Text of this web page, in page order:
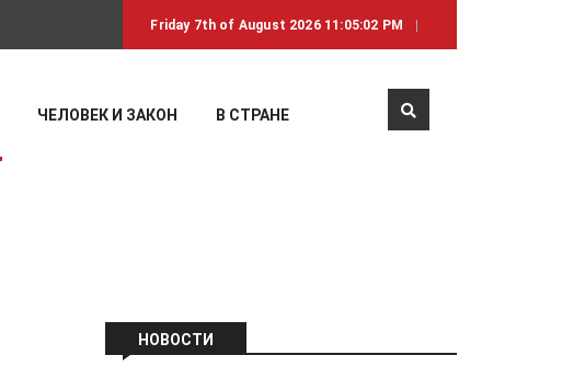
Friday 7th of August 2026 11:05:02 PM
ЧЕЛОВЕК И ЗАКОН В СТРАНЕ
НОВОСТИ